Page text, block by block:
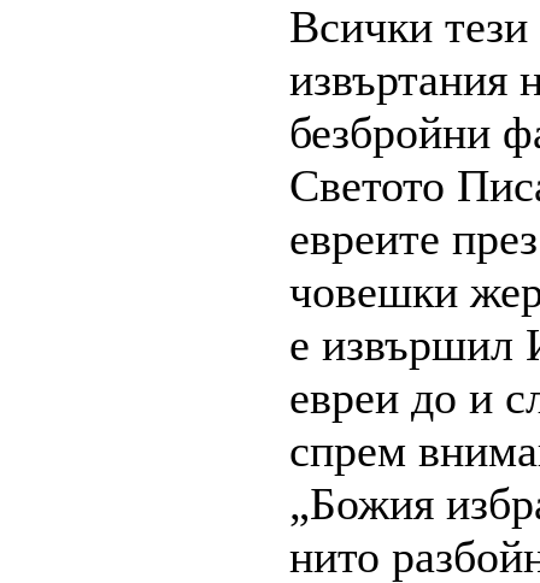
Всички
извъртания
безбройни
Светото
евреите
човешки
е извършил
евреи до и
спрем
„Божия
нито